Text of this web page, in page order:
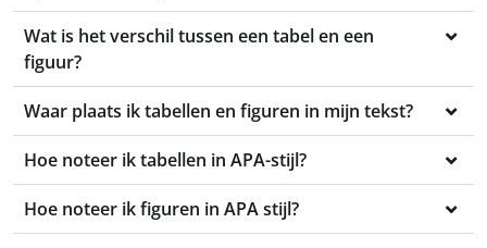
Wat is het verschil tussen een tabel en een
figuur?
Waar plaats ik tabellen en figuren in mijn tekst?
Hoe noteer ik tabellen in APA-stijl?
Hoe noteer ik figuren in APA stijl?